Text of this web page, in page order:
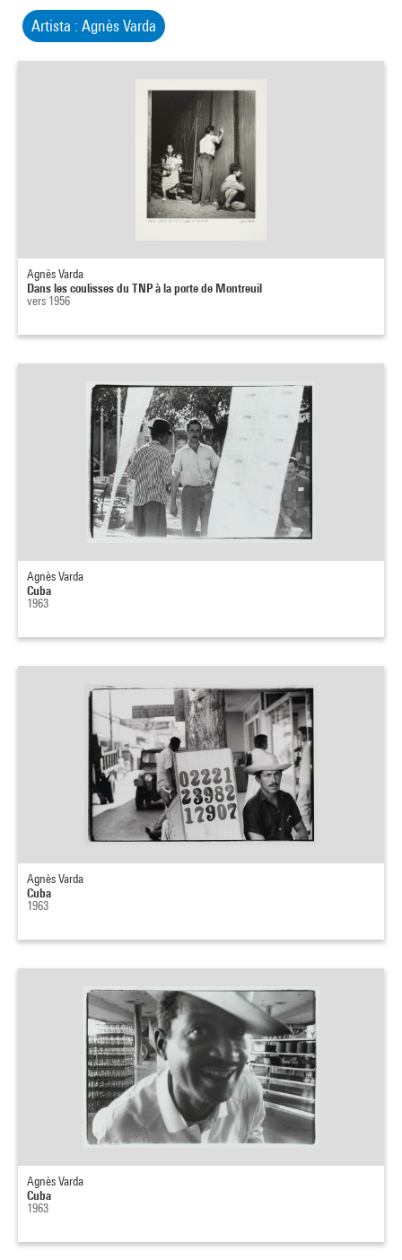
Artista : Agnès Varda
Agnès Varda
Dans les coulisses du TNP à la porte de Montreuil
vers 1956
Agnès Varda
Cuba
1963
Agnès Varda
Cuba
1963
Agnès Varda
Cuba
1963